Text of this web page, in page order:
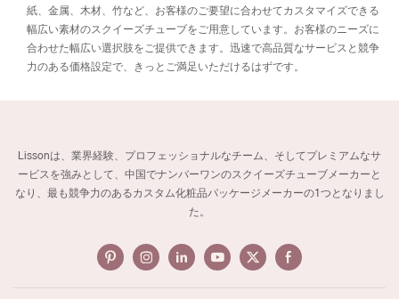
紙、金属、木材、竹など、お客様のご要望に合わせてカスタマイズできる
幅広い素材のスクイーズチューブをご用意しています。お客様のニーズに
合わせた幅広い選択肢をご提供できます。迅速で高品質なサービスと競争
力のある価格設定で、きっとご満足いただけるはずです。
Lissonは、業界経験、プロフェッショナルなチーム、そしてプレミアムなサ
ービスを強みとして、中国でナンバーワンのスクイーズチューブメーカーと
なり、最も競争力のあるカスタム化粧品パッケージメーカーの1つとなりまし
た。